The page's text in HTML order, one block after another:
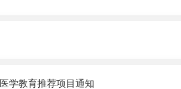
学教育推荐项目通知